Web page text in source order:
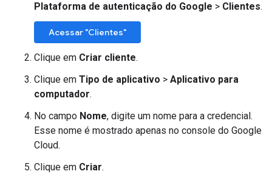
Plataforma de autenticação do Google > Clientes.
Acessar "Clientes"
Clique em Criar cliente.
Clique em Tipo de aplicativo > Aplicativo para
computador.
No campo Nome, digite um nome para a credencial.
Esse nome é mostrado apenas no console do Google
Cloud.
Clique em Criar.